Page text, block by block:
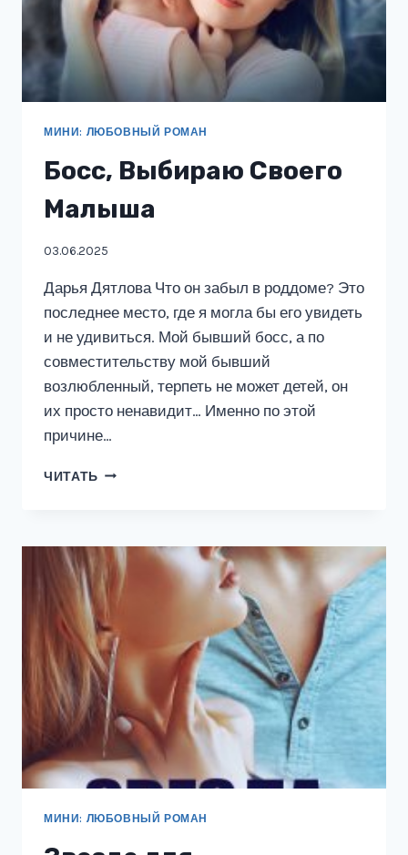
МИНИ: ЛЮБОВНЫЙ РОМАН
Босс, Выбираю Своего
Малыша
03.06.2025
Дарья Дятлова Что он забыл в роддоме? Это
последнее место, где я могла бы его увидеть
и не удивиться. Мой бывший босс, а по
совместительству мой бывший
возлюбленный, терпеть не может детей, он
их просто ненавидит… Именно по этой
причине…
ЧИТАТЬ БОСС,
МИНИ: ЛЮБОВНЫЙ РОМАН